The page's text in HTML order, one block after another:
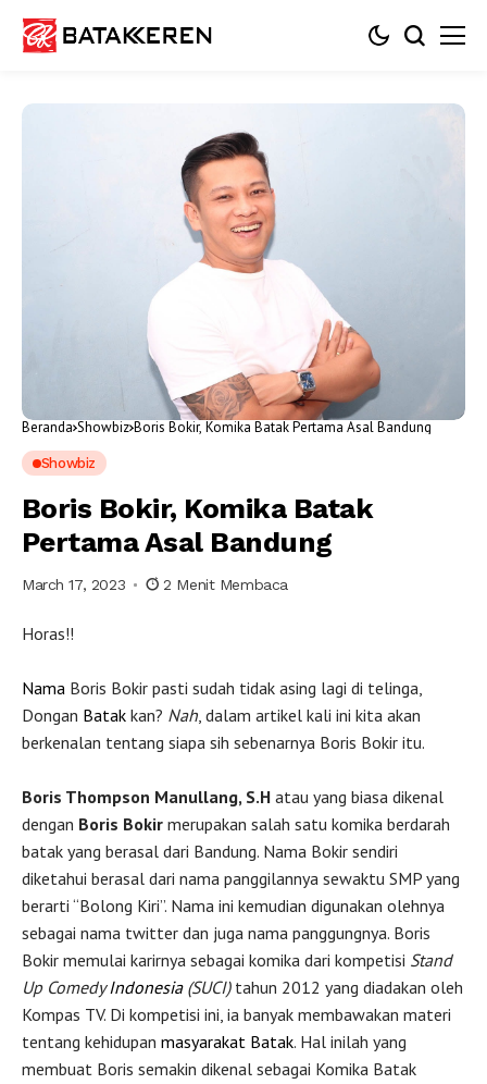
Beranda Showbiz Boris Bokir, Komika Batak Pertama Asal Bandung
Showbiz
Boris Bokir, Komika Batak
Pertama Asal Bandung
March 17, 2023 2 Menit Membaca
Horas!!
Nama Boris Bokir pasti sudah tidak asing lagi di telinga,
Dongan Batak kan? Nah, dalam artikel kali ini kita akan
berkenalan tentang siapa sih sebenarnya Boris Bokir itu.
Boris Thompson Manullang, S.H atau yang biasa dikenal
dengan Boris Bokir merupakan salah satu komika berdarah
batak yang berasal dari Bandung. Nama Bokir sendiri
diketahui berasal dari nama panggilannya sewaktu SMP yang
berarti “Bolong Kiri”. Nama ini kemudian digunakan olehnya
sebagai nama twitter dan juga nama panggungnya. Boris
Bokir memulai karirnya sebagai komika dari kompetisi Stand
Up ComedyIndonesia(SUCI)tahun 2012 yang diadakan oleh
Kompas TV. Di kompetisi ini, ia banyak membawakan materi
tentang kehidupan masyarakat Batak. Hal inilah yang
membuat Boris semakin dikenal sebagai Komika Batak